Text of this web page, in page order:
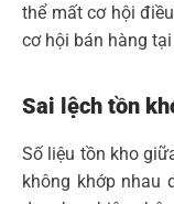
thể mất cơ hội
cơ hội bán hàng
Sai lệch tồn
Số liệu tồn kho
không khớp nhau